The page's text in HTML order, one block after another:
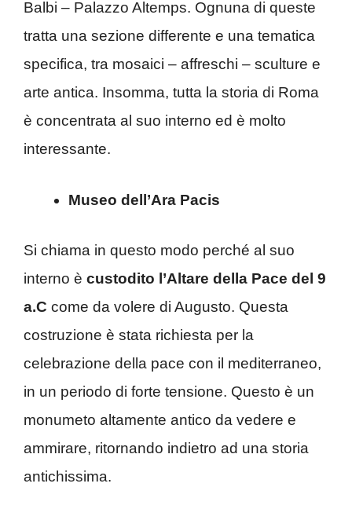
Balbi – Palazzo Altemps. Ognuna di queste
tratta una sezione differente e una tematica
specifica, tra mosaici – affreschi – sculture e
arte antica. Insomma, tutta la storia di Roma
è concentrata al suo interno ed è molto
interessante.
Museo dell’Ara Pacis
Si chiama in questo modo perché al suo
interno è custodito l’Altare della Pace del 9
a.C come da volere di Augusto. Questa
costruzione è stata richiesta per la
celebrazione della pace con il mediterraneo,
in un periodo di forte tensione. Questo è un
monumeto altamente antico da vedere e
ammirare, ritornando indietro ad una storia
antichissima.